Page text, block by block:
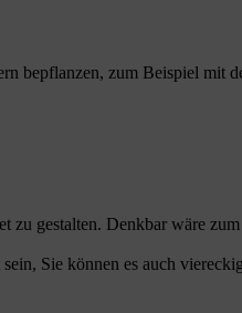
bepflanzen, zum Beispiel mit
zu gestalten. Denkbar wäre
Sie können es auch